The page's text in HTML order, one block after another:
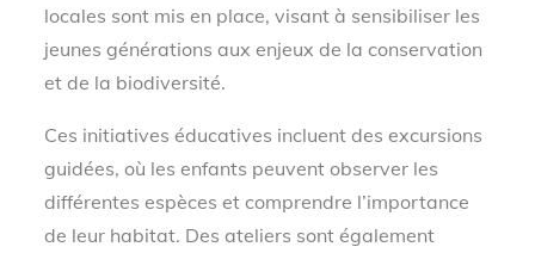
locales sont mis en place, visant à sensibiliser les
jeunes générations aux enjeux de la conservation
et de la biodiversité.
Ces initiatives éducatives incluent des excursions
guidées, où les enfants peuvent observer les
différentes espèces et comprendre l’importance
de leur habitat. Des ateliers sont également